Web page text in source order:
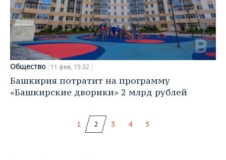
Общество 11 фев, 15:32
Башкирия потратит на программу
«Башкирские дворики» 2 млрд рублей
1 2 3 4 5